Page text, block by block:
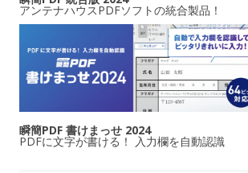
アンテナハウスPDFソフトの統合製品！
瞬簡PDF 書けまっせ 2024
PDFに文字が書ける！ 入力欄を自動認識